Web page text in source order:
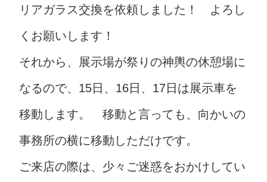
リアガラス交換を依頼しました！ よろし
くお願いします！
それから、展示場が祭りの神輿の休憩場に
なるので、15日、16日、17日は展示車を
移動します。 移動と言っても、向かいの
事務所の横に移動しただけです。
ご来店の際は、少々ご迷惑をおかけしてい